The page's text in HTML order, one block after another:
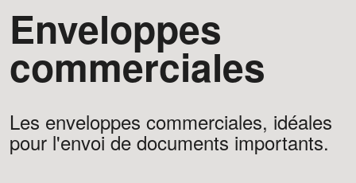
Enveloppes
commerciales
Les enveloppes commerciales, idéales
pour l'envoi de documents importants.